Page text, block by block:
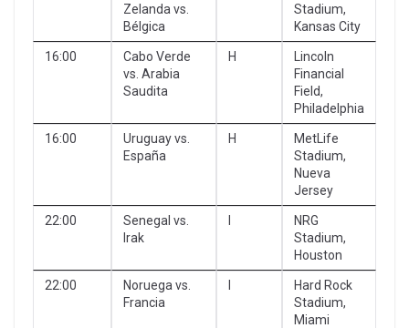
Zelanda vs.
Bélgica
Stadium,
Kansas City
16:00
Cabo Verde
vs. Arabia
Saudita
H
Lincoln
Financial
Field,
Philadelphia
16:00
Uruguay vs.
España
H
MetLife
Stadium,
Nueva
Jersey
22:00
Senegal vs.
Irak
I
NRG
Stadium,
Houston
22:00
Noruega vs.
Francia
I
Hard Rock
Stadium,
Miami